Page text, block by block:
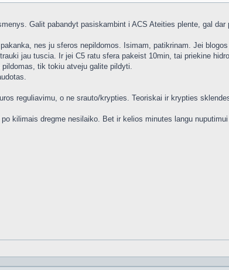
Galit pabandyt pasiskambint i ACS Ateities plente, gal
nes ju sferos nepildomos. Isimam, patikrinam. Jei
jau tuscia. Ir jei C5 ratu sfera pakeist 10min, tai priekine
tik tokiu atveju galite pildyti.
reguliavimu, o ne srauto/krypties. Teoriskai ir krypties
kilimais dregme nesilaiko. Bet ir kelios minutes langu